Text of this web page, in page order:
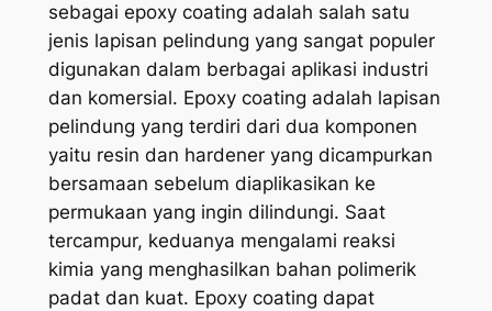
sebagai epoxy coating adalah salah satu
jenis lapisan pelindung yang sangat populer
digunakan dalam berbagai aplikasi industri
dan komersial. Epoxy coating adalah lapisan
pelindung yang terdiri dari dua komponen
yaitu resin dan hardener yang dicampurkan
bersamaan sebelum diaplikasikan ke
permukaan yang ingin dilindungi. Saat
tercampur, keduanya mengalami reaksi
kimia yang menghasilkan bahan polimerik
padat dan kuat. Epoxy coating dapat